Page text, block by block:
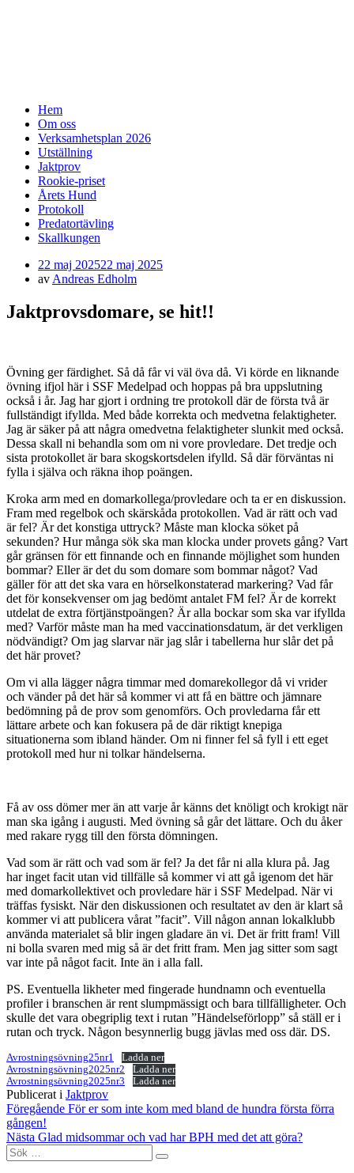
Meny
Hoppa
innehåll
Hem
Om oss
Verksamhetsplan 2026
Utställning
Jaktprov
Rookie-priset
Årets Hund
Protokoll
Predatortävling
Skallkungen
Publicerad
den
22 maj 202522 maj 2025
av Andreas Edholm
Jaktprovsdomare, se hit!!
Övning ger färdighet. Så då får vi väl öva då. Vi körde en liknande
övning ifjol här i SSF Medelpad och hoppas på bra uppslutning
också i år. Jag har gjort i ordning tre protokoll där de första två är
fullständigt ifyllda. Med både korrekta och medvetna felaktigheter.
Jag är säker på att några omedvetna felaktigheter slunkit med också.
Dessa skall ni behandla som om ni vore provledare. Det tredje och
sista protokollet är bara skogskortsdelen ifylld. Så där förväntas ni
fylla i själva och räkna ihop poängen.
Kroka arm med en domarkollega/provledare och ta er en diskussion.
Fram med regelbok och skärskåda protokollen. Vad är rätt och vad
är fel? Är det konstiga uttryck? Måste man klocka söket på
sekunden? Hur många sök ska man klocka under provets gång? Vart
går gränsen för ett finnande och en finnande möjlighet som hunden
bommar? Eller är det du som domare som bommar något? Vad
gäller för att det ska vara en hörselkonstaterad markering? Vad får
det för konsekvenser om jag bedömt antalet FM fel? Är de korrekt
utdelat de extra förtjänstpoängen? Är alla bockar som ska var ifyllda
med? Varför måste man ha med vaccinationsdatum, är det verkligen
nödvändigt? Om jag slarvar när jag slår i tabellerna hur slår det på
det här provet?
Om vi alla lägger några timmar med domarekollegor då vi vrider
och vänder på det här så kommer vi att få en bättre och jämnare
bedömning på de prov som genomförs. Och provledarna får ett
lättare arbete och kan fokusera på de där riktigt knepiga
situationerna som ibland händer. Om ni finner fel så fyll i ett eget
protokoll med hur ni tolkar händelserna.
Få av oss dömer mer än att varje år känns det knöligt och krokigt när
man ska igång i augusti. Med övning så går det lättare. Och du åker
med rakare rygg till den första dömningen.
Vad som är rätt och vad som är fel? Ja det får ni alla klura på. Jag
har inget facit utan vid tillfälle så kommer vi att gå igenom det här
med domarkollektivet och provledare här i SSF Medelpad. När vi
träffas fysiskt. När den diskussionen och resultatet av den är klart så
kommer vi att publicera vårat ”facit”. Vill någon annan lokalklubb
använda materialet så blir ingen gladare än vi. Det är fritt fram! Vill
ni bolla svaren med mig så är det fritt fram. Men jag sitter som sagt
var inte på något facit. Inte än i alla fall.
PS. Eventuella likheter med fingerade hundnamn och eventuella
profiler i branschen är rent slumpmässigt och bara tillfälligheter. Och
skulle det vara obegriplig text i rutan ”Händelseförlopp” så ställ er i
rutan och tryck. Någon besynnerlig bugg jävlas med oss där. DS.
Avrostningsövning25nr1
Ladda ner
Avrostningsövning2025nr2
Ladda ner
Avrostningsövning2025nr3
Ladda ner
Publicerat i Jaktprov
Inläggsnavigering
Föregående För er som inte kom med bland de hundra första förra
gången!
Nästa Glad midsommar och vad har BPH med det att göra?
Sök
efter:
Sök